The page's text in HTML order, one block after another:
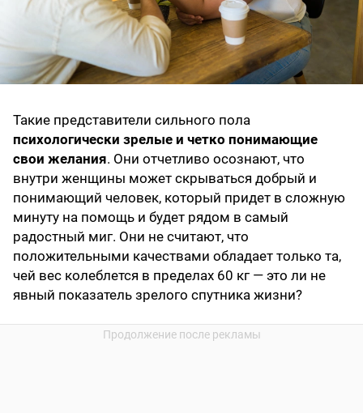
Такие представители сильного пола
психологически зрелые и четко понимающие
свои желания. Они отчетливо осознают, что
внутри женщины может скрываться добрый и
понимающий человек, который придет в сложную
минуту на помощь и будет рядом в самый
радостный миг. Они не считают, что
положительными качествами обладает только та,
чей вес колеблется в пределах 60 кг — это ли не
явный показатель зрелого спутника жизни?